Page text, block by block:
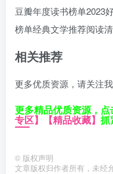
豆瓣年度读书榜单2023
榜单经典文学推荐阅读
相关推荐
更多优质资源，请关注
更多精品优质资源，
专区】 【精品收藏】 抓
© 版权声明
文章版权归作者所有，未经